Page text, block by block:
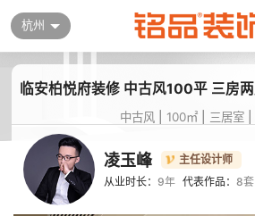
杭州
中古风 100㎡ 三居室
凌玉峰
主任设计师
从业时长：9年 代表作品：8套